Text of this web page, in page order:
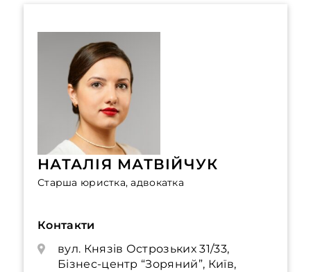
НАТАЛІЯ МАТВІЙЧУК
Старша юристка, адвокатка
Контакти
вул. Князів Острозьких 31/33,
Бізнес-центр “Зоряний”, Київ,